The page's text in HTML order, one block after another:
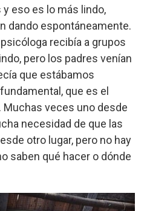
eso es lo más lindo,
dando espontáneamente.
recibía a grupos
pero los padres venían
que estábamos
que es el
veces uno desde
necesidad de que las
otro lugar, pero no hay
saben qué hacer o dónde